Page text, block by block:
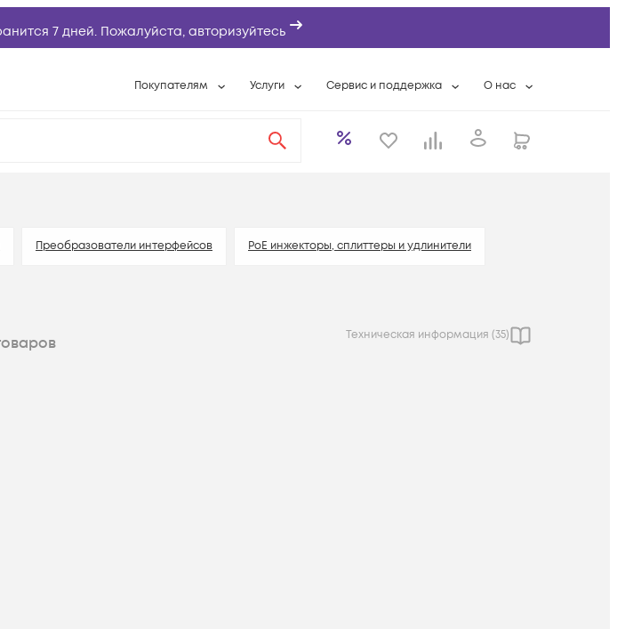
7 дней. Пожалуйста, авторизуйтесь
Покупателям
Техническая поддержка
Услуги
Расширенная гарантия
Сервис и поддержка
Разовые выездные работы
О нас
Контактная
Преобразователи интерфейсов PoE инжекторы, сплиттеры и удлинители
Техническая информация (35)